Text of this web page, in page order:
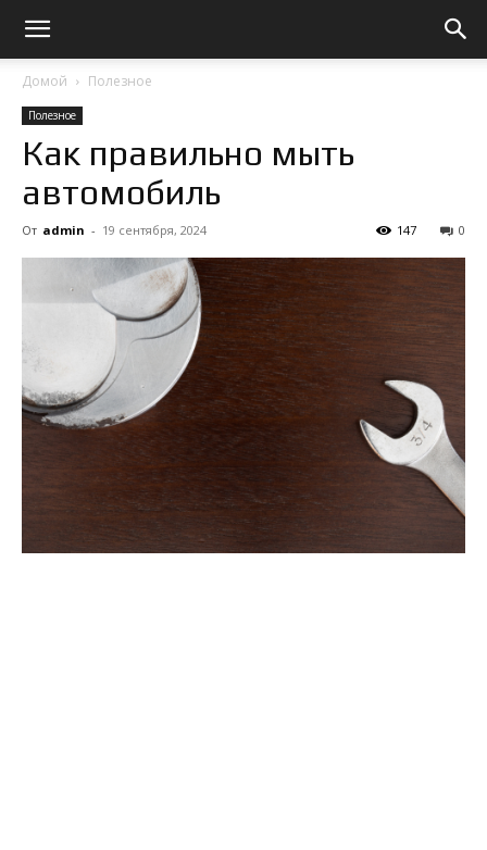
Домой Полезное
Полезное
Как правильно мыть
автомобиль
От admin - 19 сентября, 2024 0
147